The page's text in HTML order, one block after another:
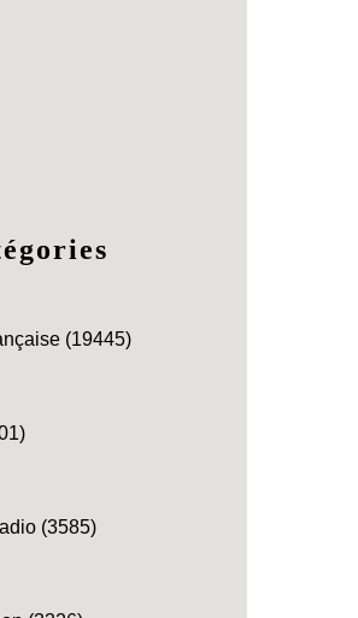
(19445)
(3585)